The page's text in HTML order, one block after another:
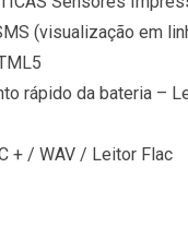
(visualização em
rápido da bateria –
+ / WAV / Leitor Flac